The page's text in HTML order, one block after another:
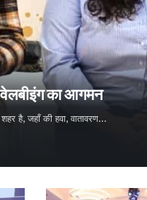
वेलबीइंग का आगमन
है, जहाँ की हवा, वातावरण…